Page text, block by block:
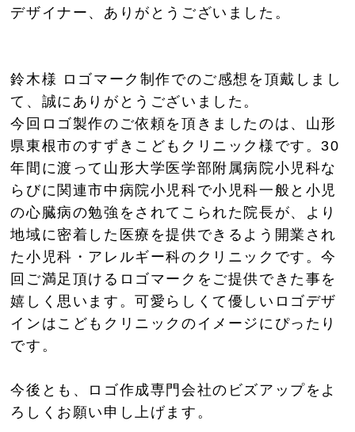
デザイナー、ありがとうございました。
鈴木様 ロゴマーク制作でのご感想を頂戴しまし
て、誠にありがとうございました。
今回ロゴ製作のご依頼を頂きましたのは、山形
県東根市のすずきこどもクリニック様です。30
年間に渡って山形大学医学部附属病院小児科な
らびに関連市中病院小児科で小児科一般と小児
の心臓病の勉強をされてこられた院長が、より
地域に密着した医療を提供できるよう開業され
た小児科・アレルギー科のクリニックです。今
回ご満足頂けるロゴマークをご提供できた事を
嬉しく思います。可愛らしくて優しいロゴデザ
インはこどもクリニックのイメージにぴったり
です。
今後とも、ロゴ作成専門会社のビズアップをよ
ろしくお願い申し上げます。